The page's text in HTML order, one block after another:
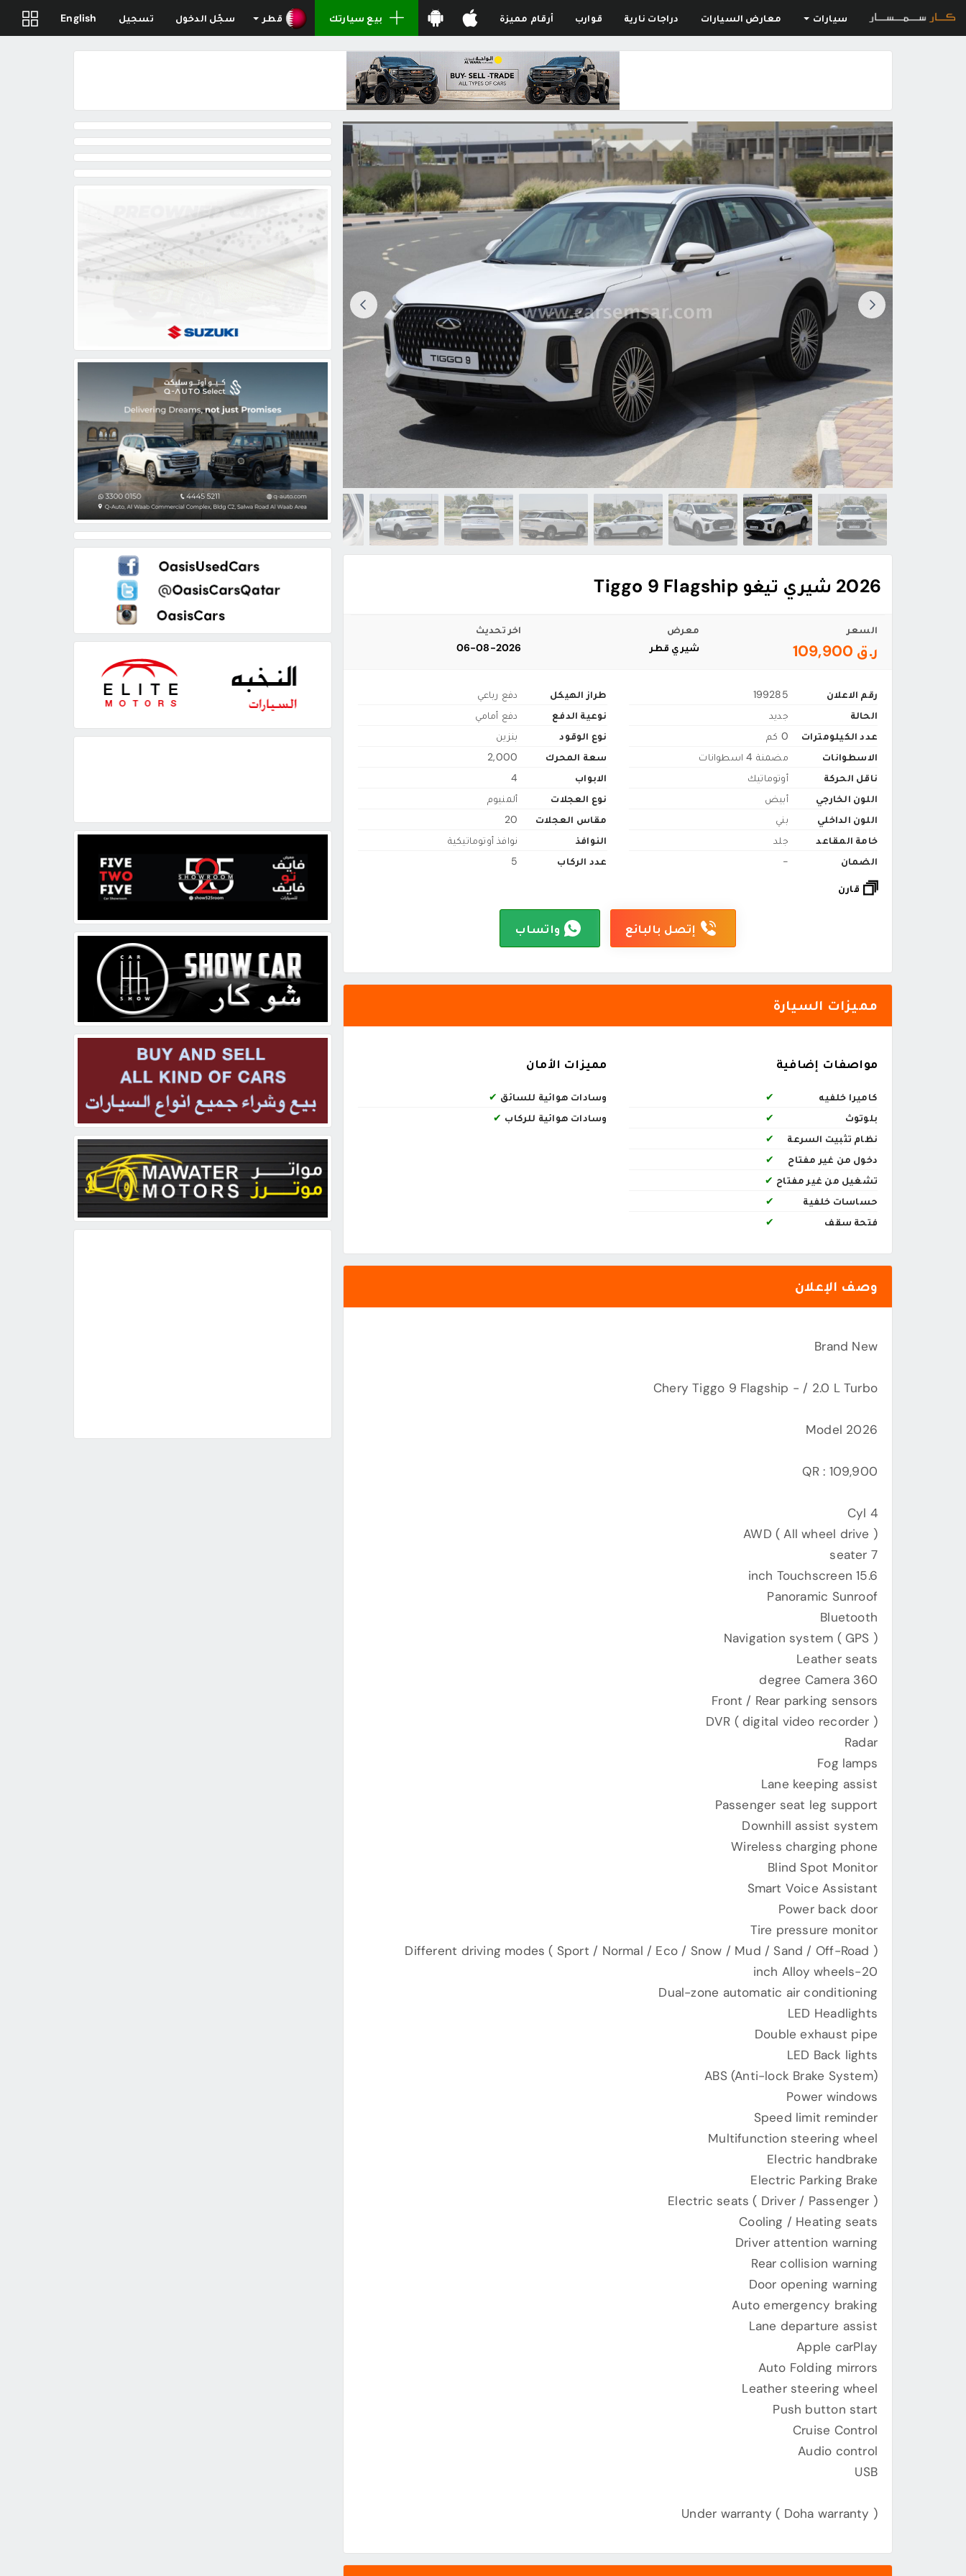
سيارات معارض السيارات دراجات نارية قوارب أرقام مميزة بيع سيارتك قطر سجّل الدخول تسجيل English
2026 شيري تيغو Tiggo 9 Flagship
السعر
ر.ق 109,900
معرض
شيري قطر
اخر تحديث
06-08-2026
رقم الاعلان
199285
الحالة
جديد
عدد الكيلومترات
0 كم
الاسطوانات
مضمنة 4 اسطوانات
ناقل الحركة
أوتوماتيك
اللون الخارجي
أبيض
اللون الداخلي
بني
خامة المقاعد
جلد
الضمان
-
طراز الهيكل
دفع رباعي
نوعية الدفع
دفع أمامي
نوع الوقود
بنزين
سعة المحرك
2,000
الابواب
4
نوع العجلات
ألمنيوم
مقاس العجلات
20
النوافذ
نوافذ أوتوماتيكية
عدد الركاب
5
قارن
إتصل بالبائع واتساب
مميزات السيارة
مواصفات إضافية
كاميرا خلفيه
✔
بلوتوث
✔
نظام تثبيت السرعة
✔
دخول من غير مفتاح
✔
تشغيل من غير مفتاح ✔
حساسات خلفية
✔
فتحة سقف
✔
مميزات الأمان
وسادات هوائية للسائق ✔
وسادات هوائية للركاب ✔
وصف الإعلان
Brand New
Chery Tiggo 9 Flagship - / 2.0 L Turbo
Model 2026
QR : 109,900
4 Cyl
AWD ( All wheel drive )
7 seater
15.6 inch Touchscreen
Panoramic Sunroof
Bluetooth
Navigation system ( GPS )
Leather seats
360 degree Camera
Front / Rear parking sensors
DVR ( digital video recorder )
Radar
Fog lamps
Lane keeping assist
Passenger seat leg support
Downhill assist system
Wireless charging phone
Blind Spot Monitor
Smart Voice Assistant
Power back door
Tire pressure monitor
Different driving modes ( Sport / Normal / Eco / Snow / Mud / Sand / Off-Road )
20-inch Alloy wheels
Dual-zone automatic air conditioning
LED Headlights
Double exhaust pipe
LED Back lights
ABS (Anti-lock Brake System)
Power windows
Speed ​​limit reminder
Multifunction steering wheel
Electric handbrake
Electric Parking Brake
Electric seats ( Driver / Passenger )
Cooling / Heating seats
Driver attention warning
Rear collision warning
Door opening warning
Auto emergency braking
Lane departure assist
Apple carPlay
Auto Folding mirrors
Leather steering wheel
Push button start
Cruise Control
Audio control
USB
Under warranty ( Doha warranty )